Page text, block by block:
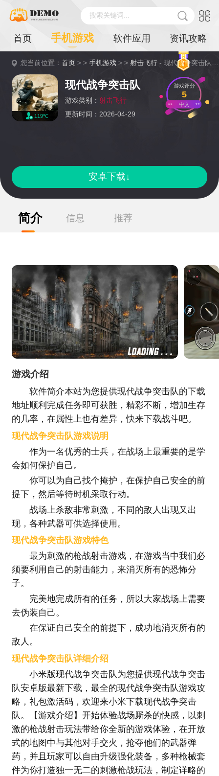
搜索关键词...
首页 手机游戏 软件应用 资讯攻略
您当前位置：首页 > >手机游戏 > >射击飞行 - 现代战争突击队详情
119℃
现代战争突击队
游戏类别： 射击飞行
更新时间：2026-04-29
游戏评分
5
中文
安卓下载↓
简介 信息 推荐
游戏介绍
软件简介本站为您提供现代战争突击队的下载
地址顺利完成任务即可获胜，精彩不断，增加生存
的几率，在属性上也有差异，快来下载战斗吧。
现代战争突击队游戏说明
作为一名优秀的士兵，在战场上最重要的是学
会如何保护自己。
你可以为自己找个掩护，在保护自己安全的前
提下，然后等待时机采取行动。
战场上杀敌非常刺激，不同的敌人出现又出
现，各种武器可供选择使用。
现代战争突击队游戏特色
最为刺激的枪战射击游戏，在游戏当中我们必
须要利用自己的射击能力，来消灭所有的恐怖分
子。
完美地完成所有的任务，所以大家战场上需要
去伪装自己。
在保证自己安全的前提下，成功地消灭所有的
敌人。
现代战争突击队详细介绍
小米版现代战争突击队为您提供现代战争突击
队安卓版最新下载，最全的现代战争突击队游戏攻
略，礼包激活码，欢迎来小米下载现代战争突击
队。【游戏介绍】开始体验战场厮杀的快感，以刺
激的枪战射击玩法带给你全新的游戏体验，在开放
式的地图中与其他对手交火，抢夺他们的武器弹
药，并且玩家可以自由升级强化装备，多种枪械套
件为你打造独一无二的刺激枪战玩法，制定详略的